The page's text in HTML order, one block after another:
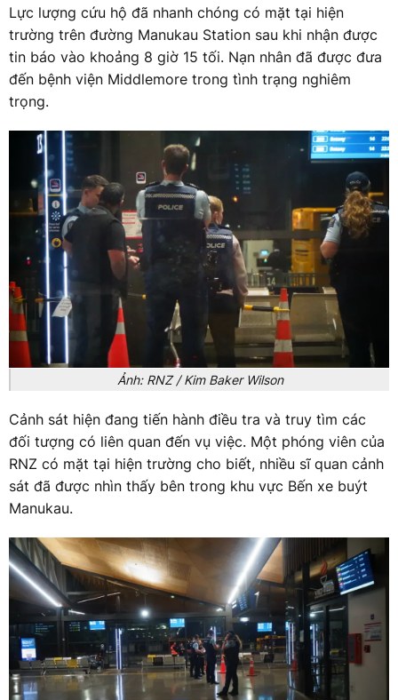
Lực lượng cứu hộ đã nhanh chóng có mặt tại hiện
trường trên đường Manukau Station sau khi nhận được
tin báo vào khoảng 8 giờ 15 tối. Nạn nhân đã được đưa
đến bệnh viện Middlemore trong tình trạng nghiêm
trọng.
Ảnh: RNZ / Kim Baker Wilson
Cảnh sát hiện đang tiến hành điều tra và truy tìm các
đối tượng có liên quan đến vụ việc. Một phóng viên của
RNZ có mặt tại hiện trường cho biết, nhiều sĩ quan cảnh
sát đã được nhìn thấy bên trong khu vực Bến xe buýt
Manukau.